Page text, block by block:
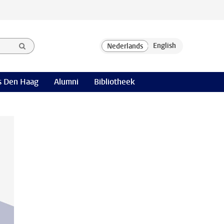
Den Haag Alumni Bibliotheek